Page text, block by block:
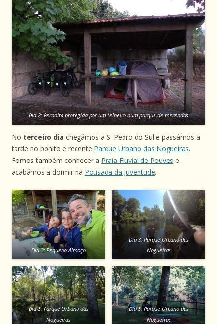
Dia 2: Pernoita protegida por um telheiro num parque de merendas
No terceiro dia chegámos a S. Pedro do Sul e passámos a
tarde no bonito e recente Parque Urbano das Nogueiras.
Fomos também conhecer a Praia Fluvial de Pouves e
acabámos a dormir na Pousada da Juventude.
Dia 3: Pequeno Almoço
Dia 3: Parque Urbano das
Nogueiras
Dia 3: Parque Urbano das
Nogueiras
Dia 3: Parque Urbano das
Nogueiras